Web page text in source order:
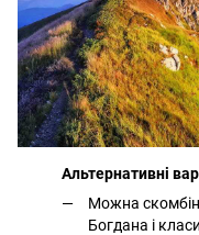
Альтернативні
Можна
Богдана і